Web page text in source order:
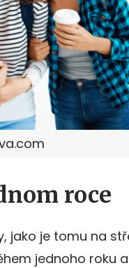
roce
jako je tomu na
jednoho roku